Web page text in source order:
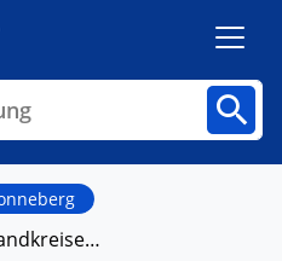
MEDINOS Kliniken des Landkreises Sonneberg GmbH